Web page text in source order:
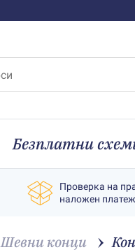
Безплатни
Проверка на
наложен
Шевни конци